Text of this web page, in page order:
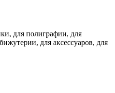
для полиграфии, для
для аксессуаров, для